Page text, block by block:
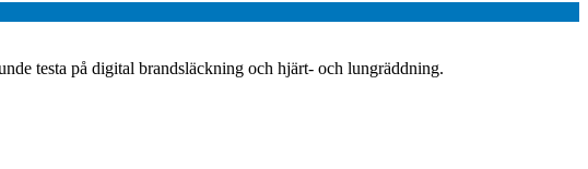
testa på digital brandsläckning och hjärt- och lungräddning.